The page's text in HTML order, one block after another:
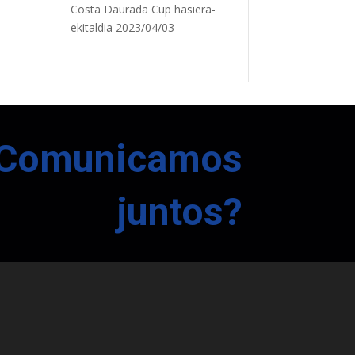
Costa Daurada Cup hasiera-
ekitaldia 2023/04/03
juntos?